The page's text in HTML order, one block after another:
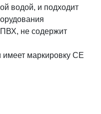
водой, и подходит
не содержит
маркировку CE